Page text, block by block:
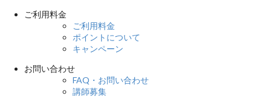
ご利用料金
ご利用料金
ポイントについて
キャンペーン
お問い合わせ
FAQ・お問い合わせ
講師募集